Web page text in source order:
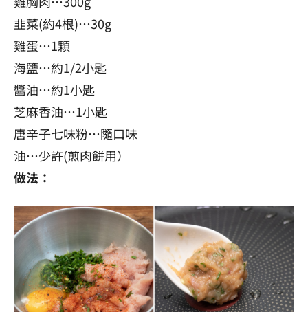
韭菜(約4根)…30g
雞蛋…1顆
海鹽…約1/2小匙
醬油…約1小匙
芝麻香油…1小匙
唐辛子七味粉…隨口味
油…少許(煎肉餅用）
做法：